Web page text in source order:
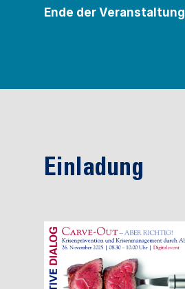
Ende der Veranstaltung
Einladung